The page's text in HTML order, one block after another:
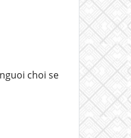
choi se